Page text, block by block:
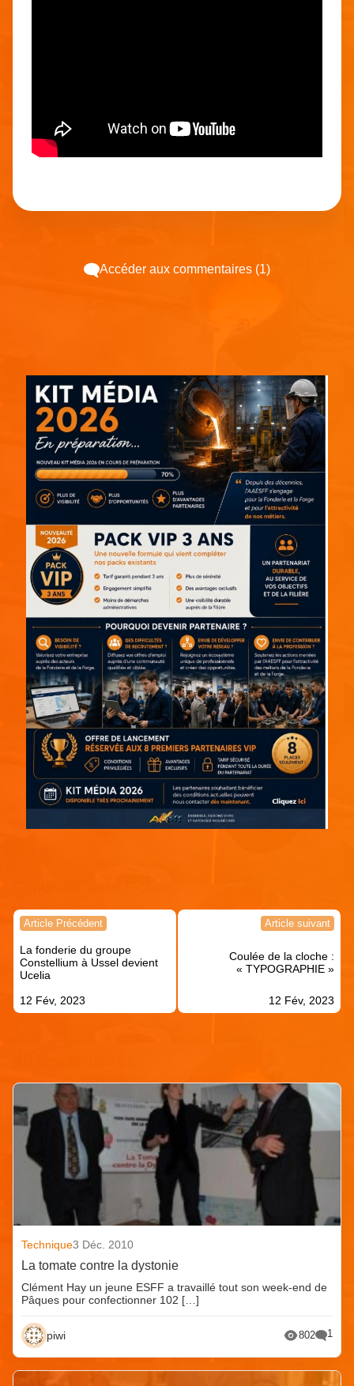
Accéder aux commentaires (1)
Navigation
l’article
Article Précédent
La fonderie du groupe
Constellium à Ussel devient
Ucelia
12 Fév, 2023
Article suivant
Coulée de la cloche :
« TYPOGRAPHIE »
12 Fév, 2023
Technique3 Déc. 2010
La tomate contre la dystonie
Clément Hay un jeune ESFF a travaillé tout son week-end de
Pâques pour confectionner 102 […]
piwi 802 1